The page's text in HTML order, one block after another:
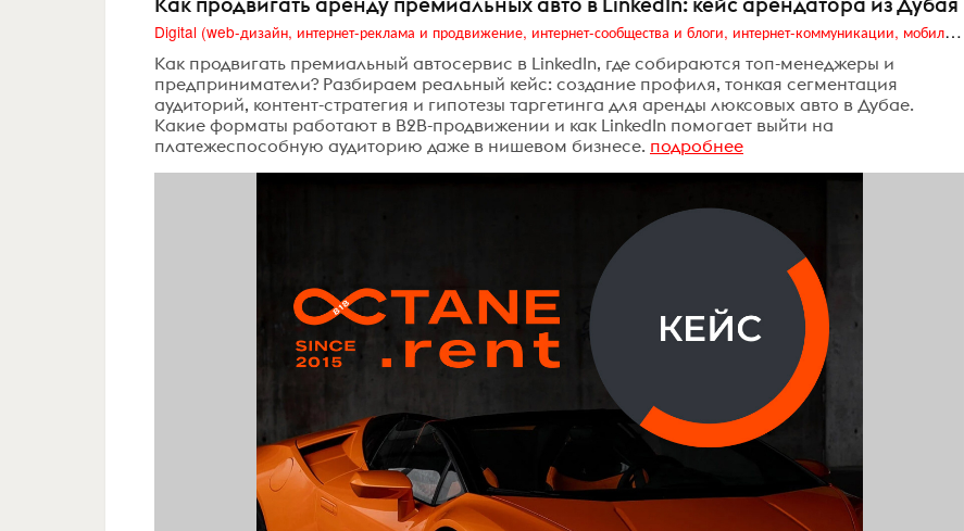
Digital (web-дизайн, интернет-реклама и продвижение, интернет-сообщества и блоги, интернет-коммуникации, мобильный маркетинг, реклама на цифровых экранах)
Как продвигать премиальный автосервис в LinkedIn, где собираются топ-менеджеры и
предприниматели? Разбираем реальный кейс: создание профиля, тонкая сегментация
аудиторий, контент-стратегия и гипотезы таргетинга для аренды люксовых авто в Дубае.
Какие форматы работают в B2B-продвижении и как LinkedIn помогает выйти на
платежеспособную аудиторию даже в нишевом бизнесе. подробнее